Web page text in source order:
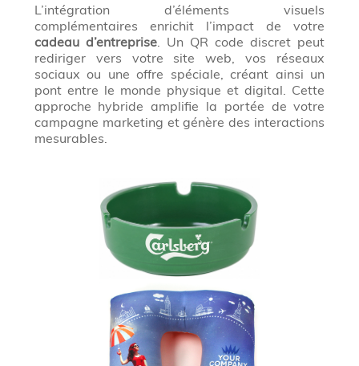
L’intégration d’éléments visuels
complémentaires enrichit l’impact de votre
cadeau d’entreprise. Un QR code discret peut
rediriger vers votre site web, vos réseaux
sociaux ou une offre spéciale, créant ainsi un
pont entre le monde physique et digital. Cette
approche hybride amplifie la portée de votre
campagne marketing et génère des interactions
mesurables.